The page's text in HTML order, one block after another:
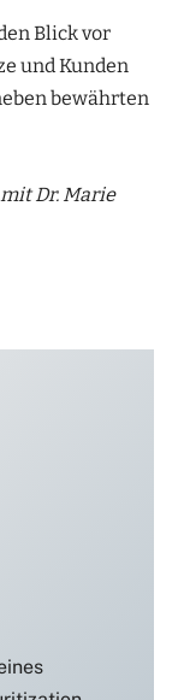
Blick vor
und Kunden
bewährten
Dr. Marie